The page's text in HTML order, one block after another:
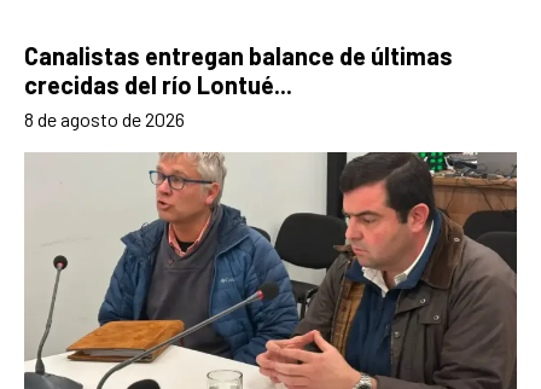
Canalistas entregan balance de últimas
crecidas del río Lontué...
8 de agosto de 2026